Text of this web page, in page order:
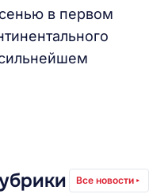
в первом
Все новости